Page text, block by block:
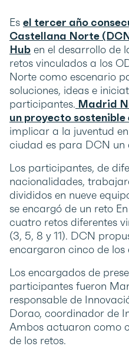
Es el tercer año
Castellana Norte
Hub en el desarrollo de
retos vinculados a los
Norte como escenario
soluciones, ideas e
participantes. Madrid
un proyecto sostenible
implicar a la juventud
ciudad es para DCN un
Los participantes, de
nacionalidades,
divididos en nueve
se encargó de un reto
cuatro retos diferentes
(3, 5, 8 y 11). DCN
encargaron cinco de los
Los encargados de
participantes fueron
responsable de
Dorao, coordinador de
Ambos actuaron como
de los retos.